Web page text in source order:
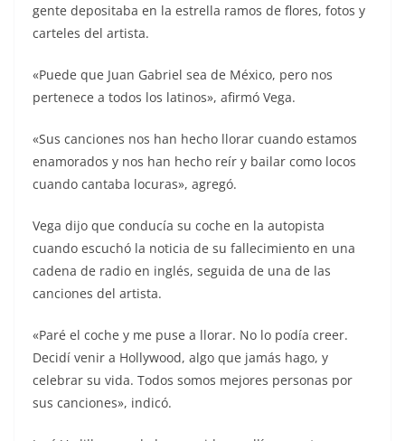
gente depositaba en la estrella ramos de flores, fotos y
carteles del artista.
«Puede que Juan Gabriel sea de México, pero nos
pertenece a todos los latinos», afirmó Vega.
«Sus canciones nos han hecho llorar cuando estamos
enamorados y nos han hecho reír y bailar como locos
cuando cantaba locuras», agregó.
Vega dijo que conducía su coche en la autopista
cuando escuchó la noticia de su fallecimiento en una
cadena de radio en inglés, seguida de una de las
canciones del artista.
«Paré el coche y me puse a llorar. No lo podía creer.
Decidí venir a Hollywood, algo que jamás hago, y
celebrar su vida. Todos somos mejores personas por
sus canciones», indicó.